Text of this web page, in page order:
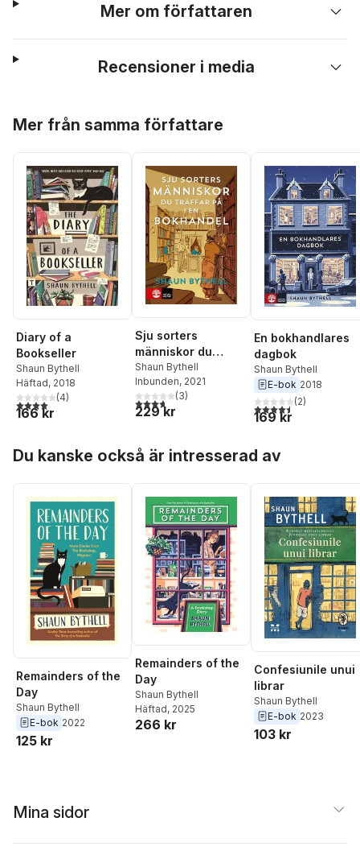
Mer om författaren
Recensioner i media
Mer från samma författare
Diary of a
Bookseller
Shaun Bythell
Häftad, 2018
4,0utav 5 stjärnor. Totalt antal röster:
(4)
166 kr
Sju sorters
människor du
träffar på i en
bokhandel
Shaun Bythell
Inbunden, 2021
3,7utav 5 stjärnor. Totalt antal röster:
(3)
229 kr
En bokhandlares
dagbok
Shaun Bythell
E-bok 2018
4,5utav 5 stjärnor.
(2)
169 kr
Du kanske också är intresserad av
Remainders of the
Day
Shaun Bythell
E-bok 2022
125 kr
Remainders of the
Day
Shaun Bythell
Häftad, 2025
266 kr
Confesiunile unui
librar
Shaun Bythell
E-bok 2023
103 kr
Mina sidor